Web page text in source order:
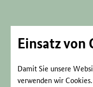
Einsatz von
Damit Sie unsere
verwenden wir